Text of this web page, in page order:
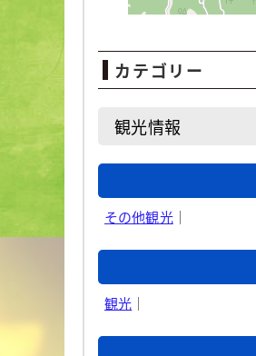
カテゴリー
観光情報
その他観光｜
観光 ｜